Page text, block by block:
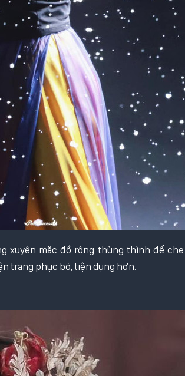
xuyên mặc đồ rộng thùng thình để
trang phục bó, tiện dụng hơn.